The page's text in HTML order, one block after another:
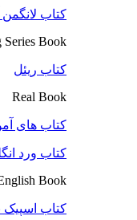
کتاب لانگمن
Series Book
کتاب ریئل
Real Book
کتاب های
کتاب ورد
Book
کتاب اسپیک